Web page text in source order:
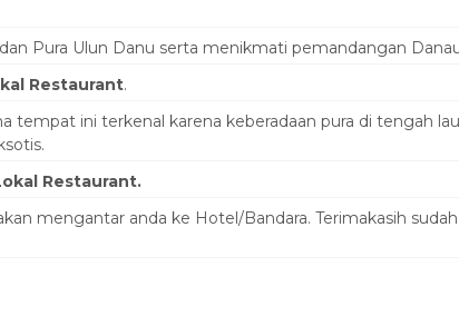
dan Pura Ulun Danu serta menikmati pemandangan
Restaurant.
tempat ini terkenal karena keberadaan pura di tengah
Restaurant.
mengantar anda ke Hotel/Bandara. Terimakasih